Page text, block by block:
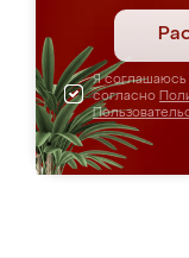
Я соглашаюсь
согласно